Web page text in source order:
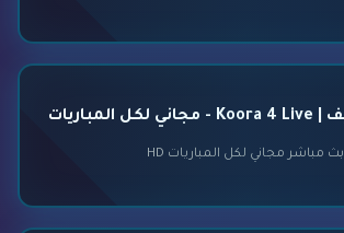
بث مباشر مجاني لكل المباريات HD